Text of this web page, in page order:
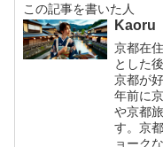
この記事を書いた人
Kaoru
京都在
とした
京都が
年前に
や京都
す。京
ョーク